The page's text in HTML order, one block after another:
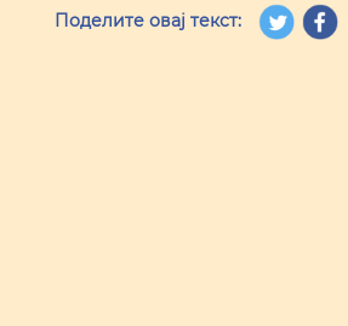
Поделите овај текст: